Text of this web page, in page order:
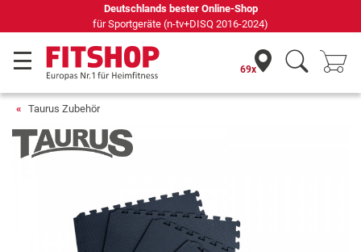
Seit 42 Jahren Ihr Experte für Heimfitness
69x
Taurus Zubehör